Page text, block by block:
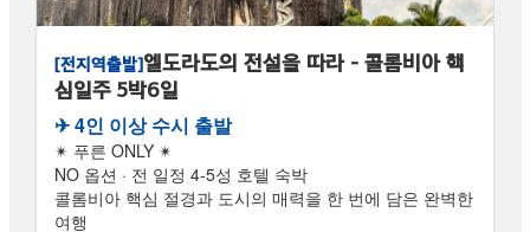
[전지역출발]엘도라도의 전설을 따라 – 콜롬비아 핵
심일주 5박6일
✈︎ 4인 이상 수시 출발
✴ 푸른 ONLY ✴
NO 옵션 · 전 일정 4-5성 호텔 숙박
콜롬비아 핵심 절경과 도시의 매력을 한 번에 담은 완벽한
여행